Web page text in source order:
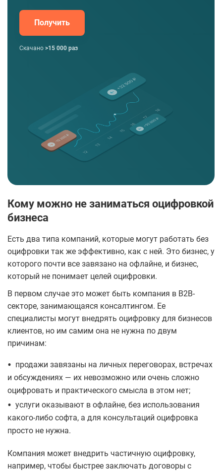
Получить
Скачано >15 000 раз
Кому можно не заниматься оцифровкой
бизнеса
Есть два типа компаний, которые могут работать без
оцифровки так же эффективно, как с ней. Это бизнес, у
которого почти все завязано на офлайне, и бизнес,
который не понимает целей оцифровки.
В первом случае это может быть компания в B2B-
секторе, занимающаяся консалтингом. Ее
специалисты могут внедрять оцифровку для бизнесов
клиентов, но им самим она не нужна по двум
причинам:
• продажи завязаны на личных переговорах, встречах
и обсуждениях — их невозможно или очень сложно
оцифровать и практического смысла в этом нет;
• услуги оказывают в офлайне, без использования
какого-либо софта, а для консультаций оцифровка
просто не нужна.
Компания может внедрить частичную оцифровку,
например, чтобы быстрее заключать договоры с